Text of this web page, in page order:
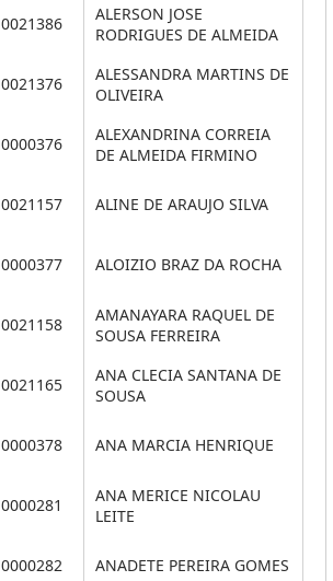
0021386
ALERSON JOSE
RODRIGUES DE ALMEIDA
0021376
ALESSANDRA MARTINS DE
OLIVEIRA
0000376
ALEXANDRINA CORREIA
DE ALMEIDA FIRMINO
0021157 ALINE DE ARAUJO SILVA
0000377 ALOIZIO BRAZ DA ROCHA
0021158
AMANAYARA RAQUEL DE
SOUSA FERREIRA
0021165
ANA CLECIA SANTANA DE
SOUSA
0000378 ANA MARCIA HENRIQUE
0000281
ANA MERICE NICOLAU
LEITE
0000282 ANADETE PEREIRA GOMES